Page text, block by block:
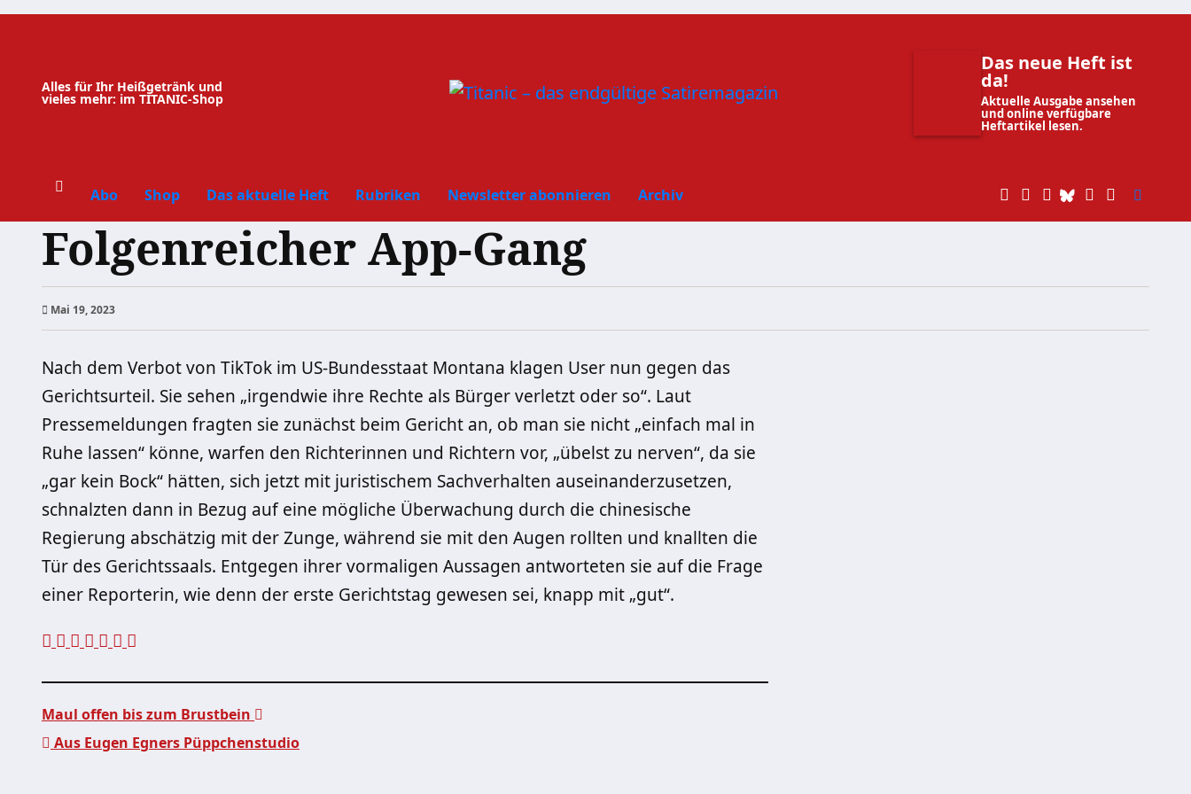
Zum
Alles für Ihr Heißgetränk und
vieles mehr: im TITANIC-Shop
Das neue Heft ist
da!
Aktuelle Ausgabe ansehen
und online verfügbare
Heftartikel lesen.
Abo Shop Das aktuelle Heft Rubriken Newsletter abonnieren Archiv
Folgenreicher App-Gang
Mai 19, 2023
Nach dem Verbot von TikTok im US-Bundesstaat Montana klagen User nun gegen das
Gerichtsurteil. Sie sehen „irgendwie ihre Rechte als Bürger verletzt oder so“. Laut
Pressemeldungen fragten sie zunächst beim Gericht an, ob man sie nicht „einfach mal in
Ruhe lassen“ könne, warfen den Richterinnen und Richtern vor, „übelst zu nerven“, da sie
„gar kein Bock“ hätten, sich jetzt mit juristischem Sachverhalten auseinanderzusetzen,
schnalzten dann in Bezug auf eine mögliche Überwachung durch die chinesische
Regierung abschätzig mit der Zunge, während sie mit den Augen rollten und knallten die
Tür des Gerichtssaals. Entgegen ihrer vormaligen Aussagen antworteten sie auf die Frage
einer Reporterin, wie denn der erste Gerichtstag gewesen sei, knapp mit „gut“.
Maul offen bis zum Brustbein
Aus Eugen Egners Püppchenstudio